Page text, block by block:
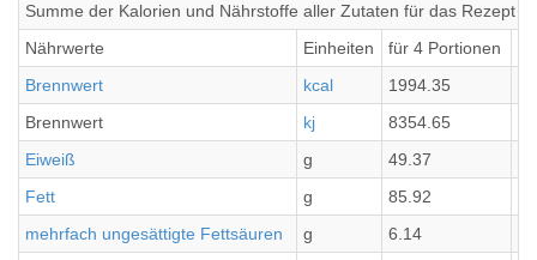
Summe der Kalorien und Nährstoffe aller Zutaten für das Rezept
Nährwerte
Einheiten für 4 Portionen
Brennwert
kcal 1994.35
Brennwert
kj 8354.65
Eiweiß
g 49.37
Fett
g 85.92
mehrfach ungesättigte Fettsäuren
g 6.14